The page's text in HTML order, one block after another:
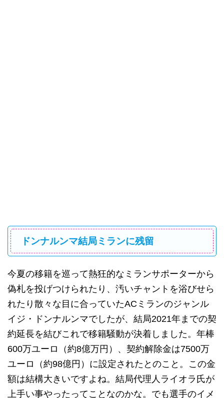
ドンナルンマ結局ミランに残留
今夏の移籍を巡って熱狂的なミランサポーターから
偽札を投げつけられたり、汚いチャントを浴びせら
れたり散々な目に合っていたACミランのジャンル
イジ・ドンナルンマでしたが、結局2021年までの契
約延長を結びこれで移籍騒動が決着しました。年棒
600万ユーロ（約8億万円）、契約解除金は7500万
ユーロ（約98億円）に設定されたとのこと。この金
額は結構大きいですよね。結局代理人ライオラ氏が
上手い事やったってことなのかな。でも選手のイメ